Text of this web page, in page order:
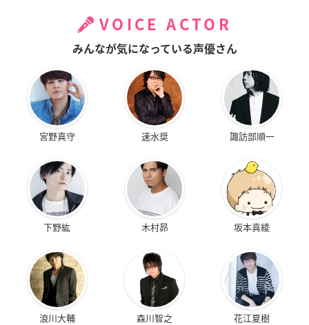
VOICE ACTOR
みんなが気になっている声優さん
宮野真守 速水奨 諏訪部順一
下野紘 木村昴 坂本真綾
浪川大輔 森川智之 花江夏樹